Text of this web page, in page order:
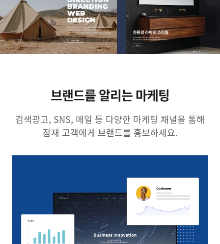
브랜드를 알리는 마케팅
검색광고, SNS, 메일 등 다양한 마케팅 채널을 통해
잠재 고객에게 브랜드를 홍보하세요.